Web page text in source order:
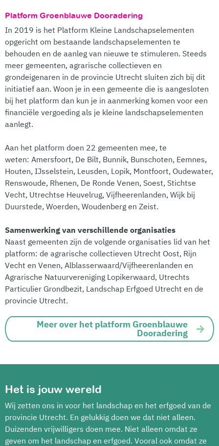
Platform Groenblauwe Dooradering
In 2019 is het Platform Kleine Landschapselementen
opgericht om bestaande landschapselementen te
behouden en de aanleg van nieuwe te stimuleren. Steeds
meer gemeenten, agrarische collectieven en
grondeigenaren in de provincie Utrecht sluiten zich bij dit
initiatief aan. Woon je in een gemeente die is aangesloten
bij het platform dan kun je in aanmerking komen voor een
financiële vergoeding als je kleine landschapselementen
aanlegt.
Aan het platform doen 22 gemeenten mee, te
weten: Amersfoort, De Bilt, Bunnik, Bunschoten, Eemnes,
Houten, IJsselstein, Leusden, Lopik, Montfoort, Oudewater,
Renswoude, Rhenen, De Ronde Venen, Soest, Stichtse
Vecht, Utrechtse Heuvelrug, Vijfheerenlanden, Wijk bij
Duurstede, Woerden, Woudenberg en Zeist.
Samenwerking van verschillende organisaties
Naast gemeenten zijn de volgende organisaties lid van het
platform: de agrarische collectieven Utrecht Oost, Rijn
Vecht en Venen, Alblasserwaard/Vijfheerenlanden en
Agrarische Natuurvereniging Lopikerwaard, Utrechts
Particulier Grondbezit, Landschap Erfgoed Utrecht en de
provincie Utrecht.
Meer over het platform Groenblauwe
Dooradering
Het is jouw wereld
Wij zetten ons in voor het landschap en het erfgoed van de
provincie Utrecht. En gelukkig doen we dat niet alleen.
Duizenden vrijwilligers doen mee. Niet alleen omdat ze
geven om het landschap en erfgoed. Vooral ook omdat ze